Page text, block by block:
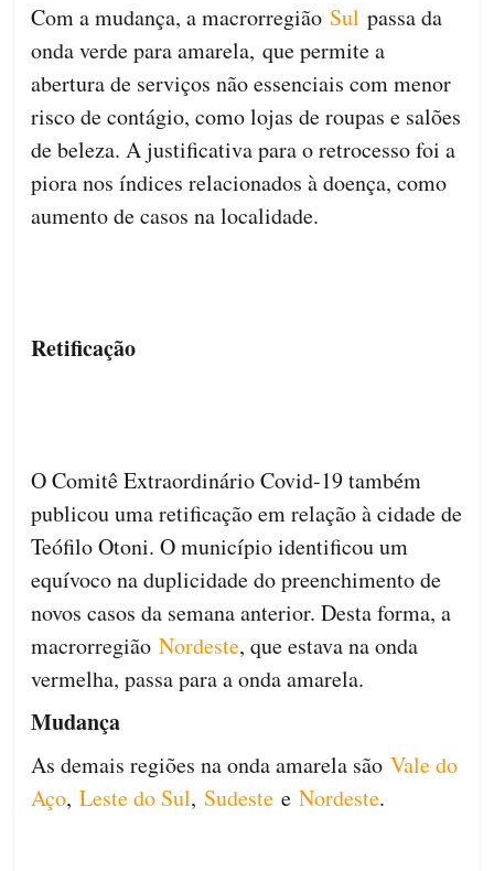
Com a mudança, a macrorregião Sul passa da
onda verde para amarela, que permite a
abertura de serviços não essenciais com menor
risco de contágio, como lojas de roupas e salões
de beleza. A justificativa para o retrocesso foi a
piora nos índices relacionados à doença, como
aumento de casos na localidade.
Retificação
O Comitê Extraordinário Covid-19 também
publicou uma retificação em relação à cidade de
Teófilo Otoni. O município identificou um
equívoco na duplicidade do preenchimento de
novos casos da semana anterior. Desta forma, a
macrorregiãoNordeste, que estava na onda
vermelha, passa para a onda amarela.
Mudança
As demais regiões na onda amarela sãoVale do
Aço,Leste do Sul, Sudeste eNordeste.